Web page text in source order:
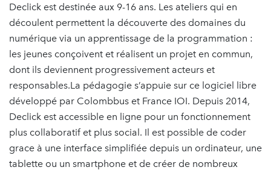
Declick est destinée aux 9-16 ans. Les ateliers qui en
découlent permettent la découverte des domaines du
numérique via un apprentissage de la programmation :
les jeunes conçoivent et réalisent un projet en commun,
dont ils deviennent progressivement acteurs et
responsables.La pédagogie s’appuie sur ce logiciel libre
développé par Colombbus et France IOI. Depuis 2014,
Declick est accessible en ligne pour un fonctionnement
plus collaboratif et plus social. Il est possible de coder
grace à une interface simplifiée depuis un ordinateur, une
tablette ou un smartphone et de créer de nombreux